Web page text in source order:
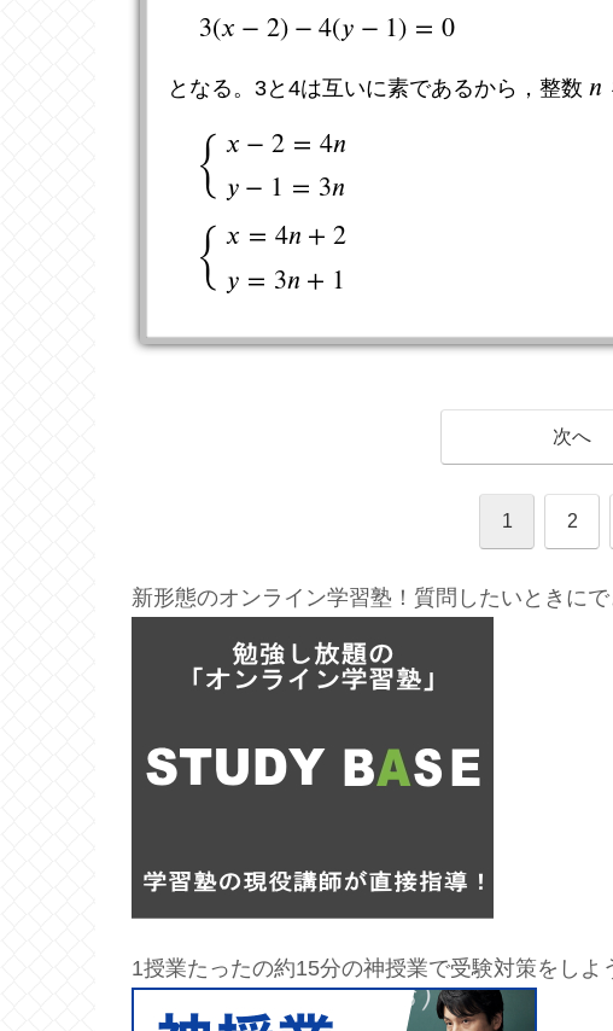
3(𝑥 − 2)−4(𝑦 − 1) = 0
3(x −2) −4(y −1)= 0
となる。3と4は互いに素であるから，整数𝑛
n
{ 𝑥 − 2 = 4𝑛
𝑦 − 1 = 3𝑛
{ 𝑥 = 4𝑛 + 2
𝑦 = 3𝑛 + 1
次へ
1 2
新形態のオンライン学習塾！質問したいときにで
1授業たったの約15分の神授業で受験対策をしよ